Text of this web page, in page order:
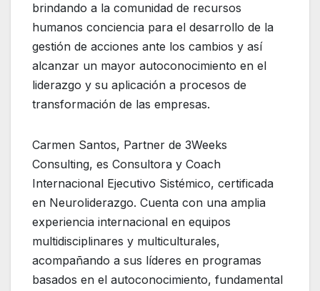
brindando a la comunidad de recursos
humanos conciencia para el desarrollo de la
gestión de acciones ante los cambios y así
alcanzar un mayor autoconocimiento en el
liderazgo y su aplicación a procesos de
transformación de las empresas.
Carmen Santos, Partner de 3Weeks
Consulting, es Consultora y Coach
Internacional Ejecutivo Sistémico, certificada
en Neuroliderazgo. Cuenta con una amplia
experiencia internacional en equipos
multidisciplinares y multiculturales,
acompañando a sus líderes en programas
basados en el autoconocimiento, fundamental